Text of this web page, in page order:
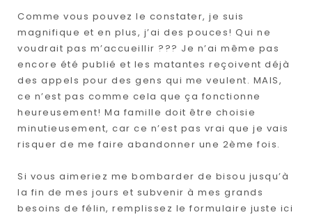
Comme vous pouvez le constater, je suis
magnifique et en plus, j’ai des pouces! Qui ne
voudrait pas m’accueillir ??? Je n’ai même pas
encore été publié et les matantes reçoivent déjà
des appels pour des gens qui me veulent. MAIS,
ce n’est pas comme cela que ça fonctionne
heureusement! Ma famille doit être choisie
minutieusement, car ce n’est pas vrai que je vais
risquer de me faire abandonner une 2ème fois.
Si vous aimeriez me bombarder de bisou jusqu’à
la fin de mes jours et subvenir à mes grands
besoins de félin, remplissez le formulaire juste ici